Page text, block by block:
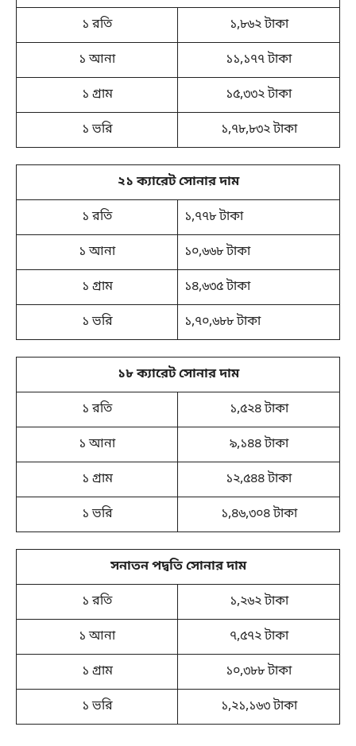
১ রতি
১,৮৬২ টাকা
১ আনা
১১,১৭৭ টাকা
১ গ্রাম
১৫,৩৩২ টাকা
১ ভরি
১,৭৮,৮৩২ টাকা
২১ ক্যারেট সোনার দাম
১ রতি
১,৭৭৮ টাকা
১ আনা
১০,৬৬৮ টাকা
১ গ্রাম
১৪,৬৩৫ টাকা
১ ভরি
১,৭০,৬৮৮ টাকা
১৮ ক্যারেট সোনার দাম
১ রতি
১,৫২৪ টাকা
১ আনা
৯,১৪৪ টাকা
১ গ্রাম
১২,৫৪৪ টাকা
১ ভরি
১,৪৬,৩০৪ টাকা
সনাতন পদ্বতি সোনার দাম
১ রতি
১,২৬২ টাকা
১ আনা
৭,৫৭২ টাকা
১ গ্রাম
১০,৩৮৮ টাকা
১ ভরি
১,২১,১৬৩ টাকা